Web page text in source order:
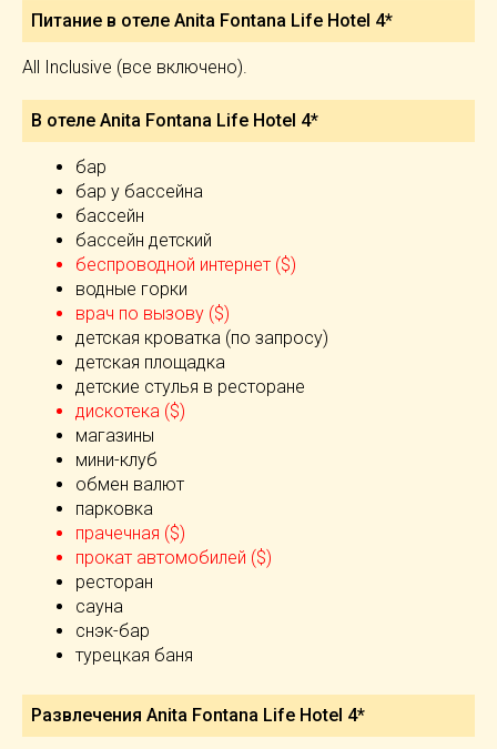
Питание в отеле Anita Fontana Life Hotel 4*
All Inclusive (все включено).
В отеле Anita Fontana Life Hotel 4*
бар
бар у бассейна
бассейн
бассейн детский
беспроводной интернет ($)
водные горки
врач по вызову ($)
детская кроватка (по запросу)
детская площадка
детские стулья в ресторане
дискотека ($)
магазины
мини-клуб
обмен валют
парковка
прачечная ($)
прокат автомобилей ($)
ресторан
сауна
снэк-бар
турецкая баня
Развлечения Anita Fontana Life Hotel 4*